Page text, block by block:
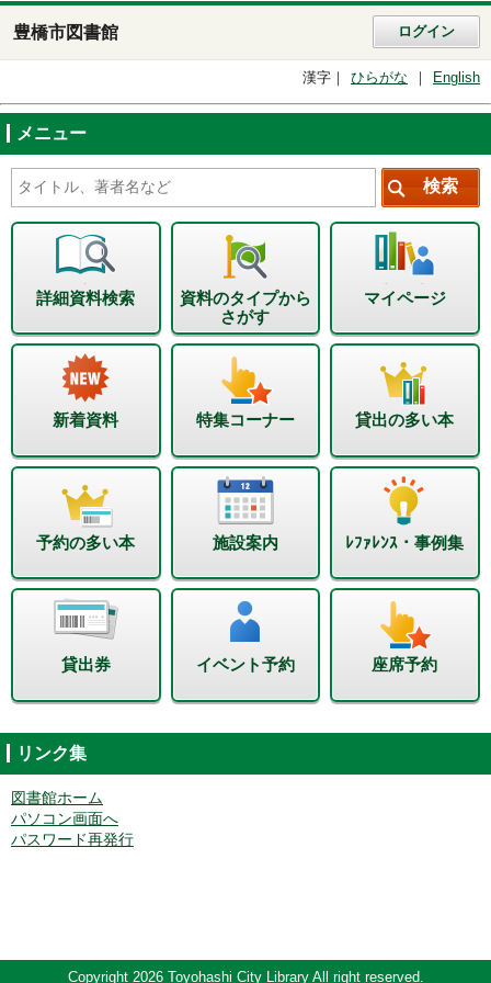
豊橋市図書館 ログイン
漢字 ひらがな English
メニュー
詳細資料検索
資料のタイプから
さがす
マイページ
新着資料 特集コーナー 貸出の多い本
予約の多い本 施設案内 ﾚﾌｧﾚﾝｽ・事例集
貸出券 イベント予約 座席予約
リンク集
図書館ホーム
パソコン画面へ
パスワード再発行
Copyright 2026 Toyohashi City Library All right reserved.